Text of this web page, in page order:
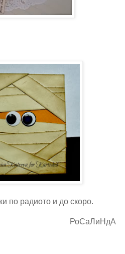
по радиото и до скоро.